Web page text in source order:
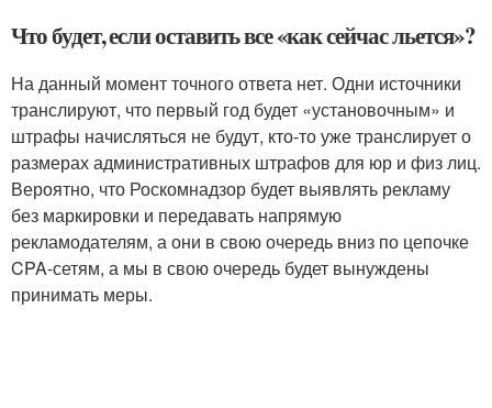
Что будет, если оставить все «как сейчас льется»?
На данный момент точного ответа нет. Одни источники
транслируют, что первый год будет «установочным» и
штрафы начисляться не будут, кто-то уже транслирует о
размерах административных штрафов для юр и физ лиц.
Вероятно, что Роскомнадзор будет выявлять рекламу
без маркировки и передавать напрямую
рекламодателям, а они в свою очередь вниз по цепочке
CPA-сетям, а мы в свою очередь будет вынуждены
принимать меры.